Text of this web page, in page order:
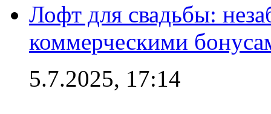
Лофт для свадьбы:
коммерческими
5.7.2025, 17:14